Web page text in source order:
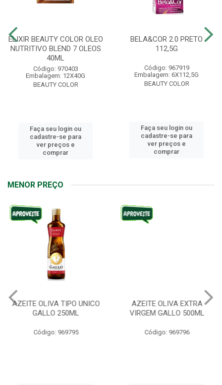
ELIXIR BEAUTY COLOR OLEO
NUTRITIVO BLEND 7 OLEOS
40ML
Código: 970403
Embalagem: 12X40G
BEAUTY COLOR
Faça seu login ou
cadastre-se para
ver preços e
comprar
BELA&COR 2.0 PRETO
112,5G
Código: 967919
Embalagem: 6X112,5G
BEAUTY COLOR
Faça seu login ou
cadastre-se para
ver preços e
comprar
MENOR PREÇO
AZEITE OLIVA TIPO UNICO
GALLO 250ML
Código: 969795
AZEITE OLIVA EXTRA
VIRGEM GALLO 500ML
Código: 969796